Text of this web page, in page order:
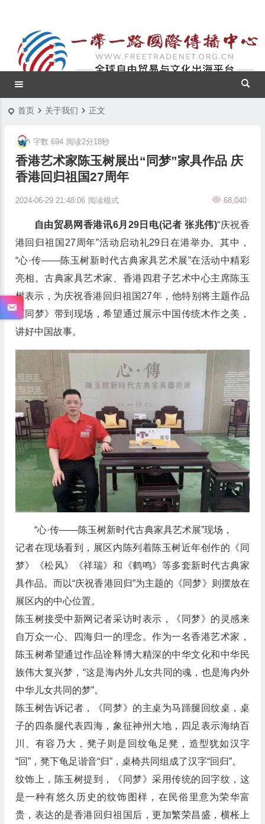
首页 关于我们 正文
香港艺术家陈玉树展出“同梦”家具作品 庆
香港回归祖国27周年
2024-06-29 21:48:06 68,040
字数 694 阅读2分18秒
阅读模式
自由贸易网香港讯6月29日电(记者 张兆伟)“庆祝香
港回归祖国27周年”活动启动礼29日在港举办。其中，
“心·传——陈玉树新时代古典家具艺术展”在活动中精彩
亮相。古典家具艺术家、香港四君子艺术中心主席陈玉
树表示，为庆祝香港回归祖国27年，他特别将主题作品
《同梦》带到现场，希望通过展示中国传统木作之美，
讲好中国故事。
“心·传——陈玉树新时代古典家具艺术展”现场，
记者在现场看到，展区内陈列着陈玉树近年创作的《同
梦》《松风》《祥瑞》和《鹤鸣》等多套新时代古典家
具作品。而以“庆祝香港回归”为主题的《同梦》则摆放在
展区内的中心位置。
陈玉树接受中新网记者采访时表示，《同梦》的灵感来
自万众一心、四海归一的理念。作为一名香港艺术家，
陈玉树希望通过作品诠释博大精深的中华文化和中华民
族伟大复兴梦，“这是海内外儿女共同的魂，也是海内外
中华儿女共同的梦”。
陈玉树告诉记者，《同梦》的主桌为马蹄腿回纹桌，桌
子的四条腿代表四海，象征神州大地，四足表示海纳百
川、有容乃大，凳子则是回纹龟足凳，造型犹如汉字
“回”，凳下龟足谐音“归”，桌椅共同组成了汉字“回归”。
纹饰上，陈玉树提到，《同梦》采用传统的回字纹，这
是一种有悠久历史的纹饰图样，在民俗里意为荣华富
贵，表达的是香港回归祖国后，更加繁荣昌盛，横枨上